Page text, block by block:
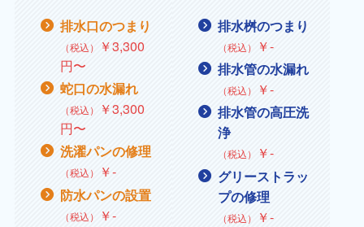
排水口のつまり
（税込）
￥3,300
円〜
蛇口の水漏れ
（税込） ￥3,300
円〜
洗濯パンの修理
（税込） ￥‐
防水パンの設置
（税込） ￥‐
排水桝のつまり
（税込） ￥‐
排水管の水漏れ
（税込） ￥‐
排水管の高圧洗
浄
（税込） ￥‐
グリーストラッ
プの修理
（税込） ￥‐